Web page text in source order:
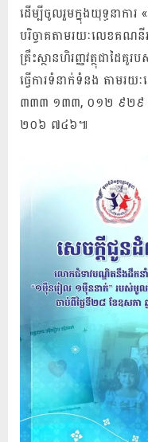
ដើម្បីចូលរួមក្នុងយុទ្ធនាកា
បរិច្ចាគតាមរយៈលេខគណ
គ្រឹះស្ថានហិរញ្ញវត្ថុជាដៃ
ធ្វើការទំនាក់ទំនង តាម
៣៣៣ ១៣៣, ០១២ ៩២
២០៦ ៧៤៦៕